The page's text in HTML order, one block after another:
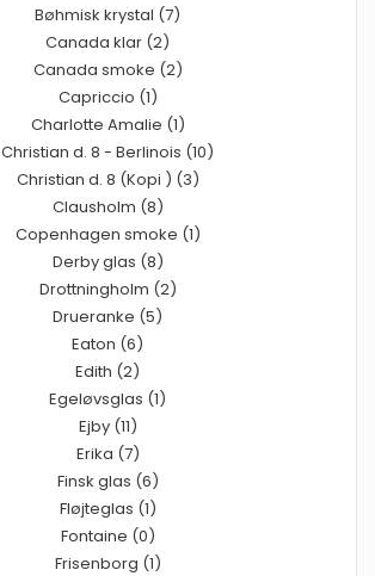
Bøhmisk krystal (7)
Canada klar (2)
Canada smoke (2)
Capriccio (1)
Charlotte Amalie (1)
Christian d. 8 - Berlinois (10)
Christian d. 8 (Kopi ) (3)
Clausholm (8)
Copenhagen smoke (1)
Derby glas (8)
Drottningholm (2)
Drueranke (5)
Eaton (6)
Edith (2)
Egeløvsglas (1)
Ejby (11)
Erika (7)
Finsk glas (6)
Fløjteglas (1)
Fontaine (0)
Frisenborg (1)